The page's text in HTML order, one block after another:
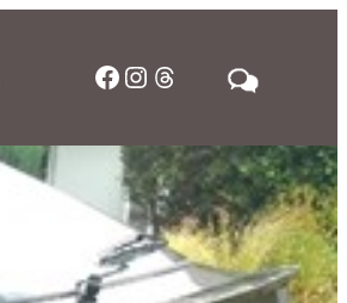
Facebook Instagram Threads